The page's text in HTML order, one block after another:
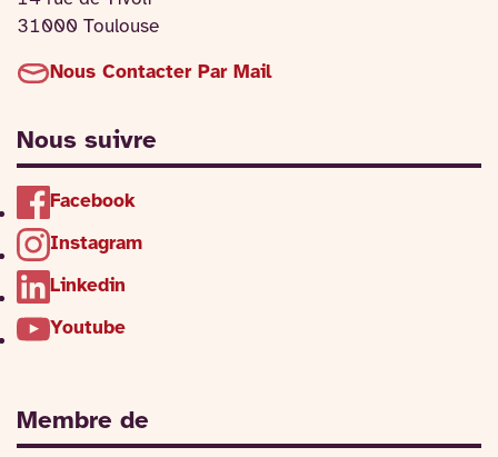
31000 Toulouse
Nous Contacter Par Mail
Nous suivre
Facebook
Instagram
Linkedin
Youtube
Membre de